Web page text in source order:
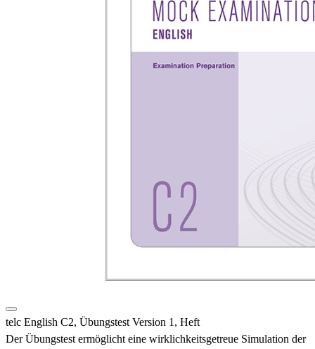
telc English C2, Übungstest Version 1, Heft
Der Übungstest ermöglicht eine wirklichkeitsgetreue Simulation der